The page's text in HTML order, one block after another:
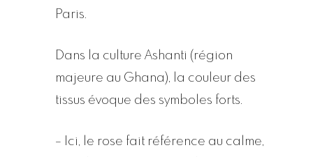
Paris.
Dans la culture Ashanti (région
majeure au Ghana), la couleur des
tissus évoque des symboles forts.
– Ici, le rose fait référence au calme,